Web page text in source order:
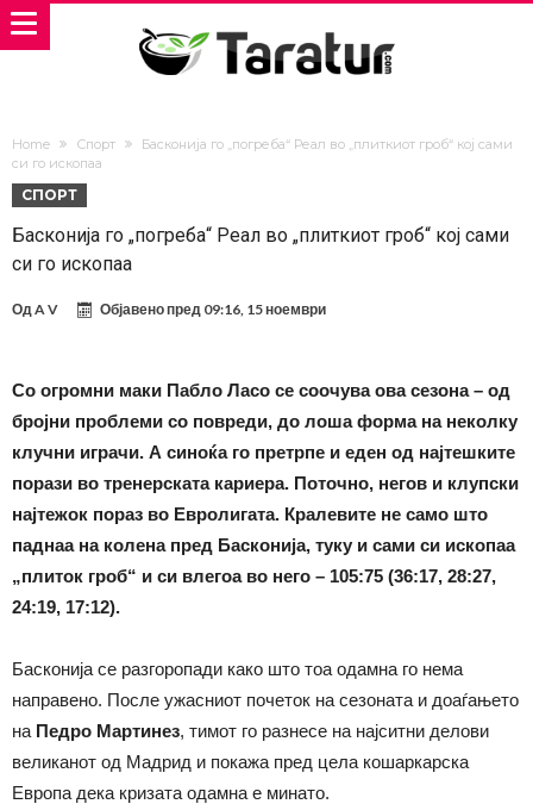
Home Спорт
Басконија го „погреба“ Реал во „плиткиот гроб“ кој сами
си го ископаа
СПОРТ
Басконија го „погреба“ Реал во „плиткиот гроб“ кој сами
си го ископаа
ОдA V Објавено пред 09:16, 15 ноември
Со огромни маки Пабло Ласо се соочува ова сезона – од
бројни проблеми со повреди, до лоша форма на неколку
клучни играчи. А синоќа го претрпе и еден од најтешките
порази во тренерската кариера. Поточно, негов и клупски
најтежок пораз во Евролигата. Кралевите не само што
паднаа на колена пред Басконија, туку и сами си ископаа
„плиток гроб“ и си влегоа во него – 105:75 (36:17, 28:27,
24:19, 17:12).
Басконија се разгоропади како што тоа одамна го нема
направено. После ужасниот почеток на сезоната и доаѓањето
на Педро Мартинез, тимот го разнесе на најситни делови
великанот од Мадрид и покажа пред цела кошаркарска
Европа дека кризата одамна е минато.